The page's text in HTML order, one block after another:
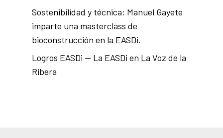
Sostenibilidad y técnica: Manuel Gayete
imparte una masterclass de
bioconstrucción en la EASDi.
Logros EASDi — La EASDi en La Voz de la
Ribera